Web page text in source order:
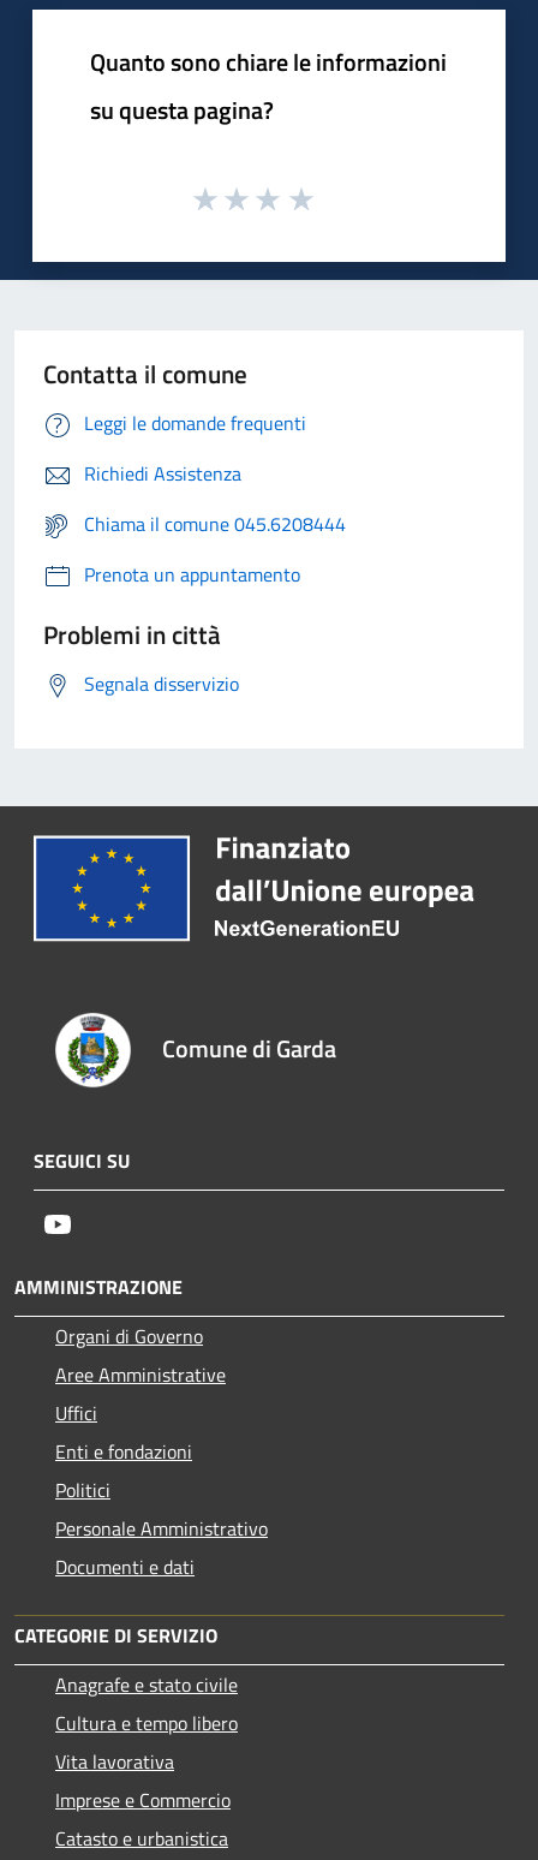
Quanto sono chiare le informazioni
su questa pagina?
Contatta il comune
Leggi le domande frequenti
Richiedi Assistenza
Chiama il comune 045.6208444
Prenota un appuntamento
Problemi in città
Segnala disservizio
Comune di Garda
SEGUICI SU
AMMINISTRAZIONE
Organi di Governo
Aree Amministrative
Uffici
Enti e fondazioni
Politici
Personale Amministrativo
Documenti e dati
CATEGORIE DI SERVIZIO
Anagrafe e stato civile
Cultura e tempo libero
Vita lavorativa
Imprese e Commercio
Catasto e urbanistica